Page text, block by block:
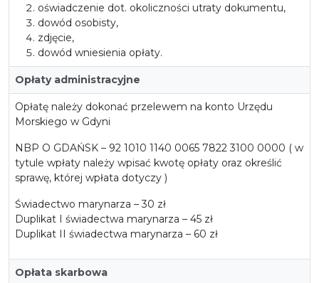
oświadczenie dot. okoliczności utraty dokumentu,
dowód osobisty,
zdjęcie,
dowód wniesienia opłaty.
Opłaty administracyjne
Opłatę należy dokonać przelewem na konto Urzędu
Morskiego w Gdyni
NBP O GDAŃSK – 92 1010 1140 0065 7822 3100 0000 ( w
tytule wpłaty należy wpisać kwotę opłaty oraz określić
sprawę, której wpłata dotyczy )
Świadectwo marynarza – 30 zł
Duplikat I świadectwa marynarza – 45 zł
Duplikat II świadectwa marynarza – 60 zł
Opłata skarbowa